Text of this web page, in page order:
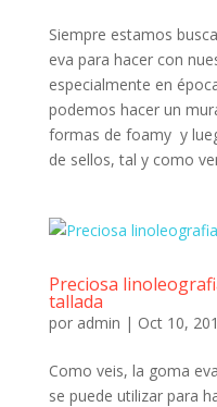
Siempre estamos
eva para hacer con
especialmente en
podemos hacer un
formas de foamy y
de sellos, tal y como
Preciosa
tallada
por admin | Oct 10,
Como veis, la goma
se puede utilizar para